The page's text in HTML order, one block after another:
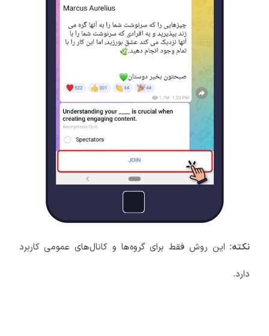
نکته:این روش فقط برای گروه‌ها و کانال‌های عمومی کاربرد
دارد.